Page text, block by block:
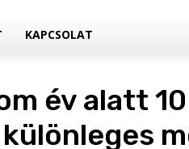
KAPCSOLAT
év alatt
különleges